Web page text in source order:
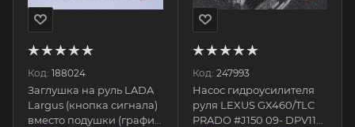
Код: 188024
Заглушка на руль LADA
Largus (кнопка сигнала)
вместо подушки (графит)
Код: 247993
Насос гидроусилителя
руля LEXUS GX460/TLC
PRADO #J150 09- DPV118